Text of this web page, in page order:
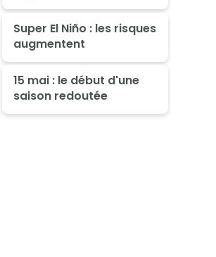
Super El Niño : les risques
augmentent
15 mai : le début d'une
saison redoutée